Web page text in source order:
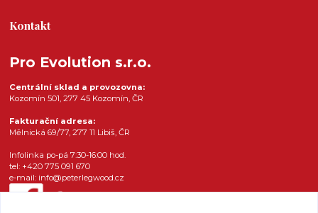
Kontakt
Pro Evolution s.r.o.
Centrální sklad a provozovna:
Kozomín 501, 277 45 Kozomín, ČR
Fakturační adresa:
Mělnická 69/77, 277 11 Libiš, ČR
Infolinka po-pá 7:30-16:00 hod.
tel: +420 775 091 670
e-mail: info@peterlegwood.cz